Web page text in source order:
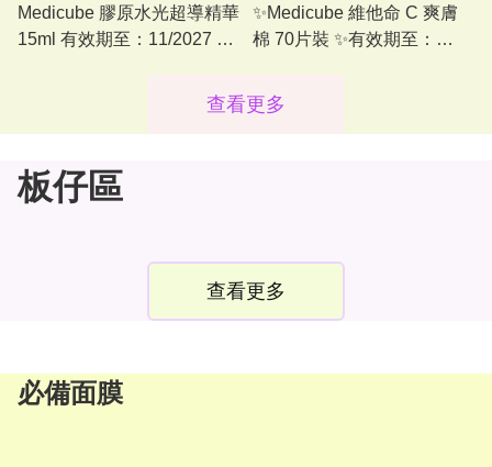
Medicube 膠原水光超導精華
15ml 有效期至：11/2027 或
✨Medicube 維他命 C 爽膚
棉 70片裝 ✨有效期至：
查看更多
板仔區
查看更多
必備面膜